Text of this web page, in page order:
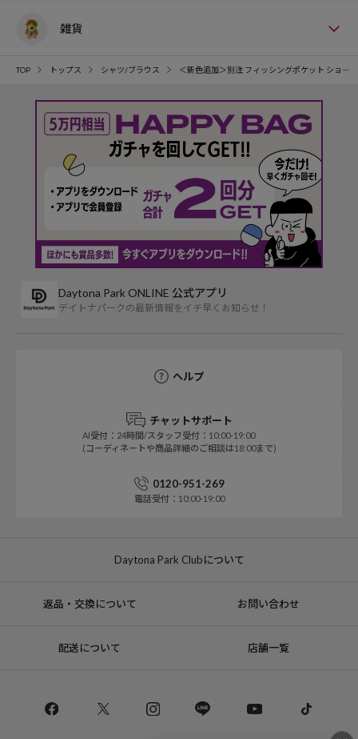
雑貨
TOP トップス シャツ/ブラウス ＜新色追加＞別注 フィッシングポケット ショー
Daytona Park ONLINE 公式アプリ
デイトナパークの最新情報をイチ早くお知らせ！
ヘルプ
チャットサポート
AI受付：24時間/スタッフ受付：10:00-19:00
(コーディネートや商品詳細のご相談は18:00まで)
0120-951-269
電話受付：10:00-19:00
Daytona Park Clubについて
返品・交換について お問い合わせ
配送について 店舗一覧